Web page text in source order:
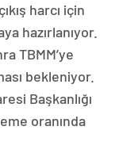
harcı için
hazırlanıyor.
TBMM’ye
bekleniyor.
Başkanlığı
oranında